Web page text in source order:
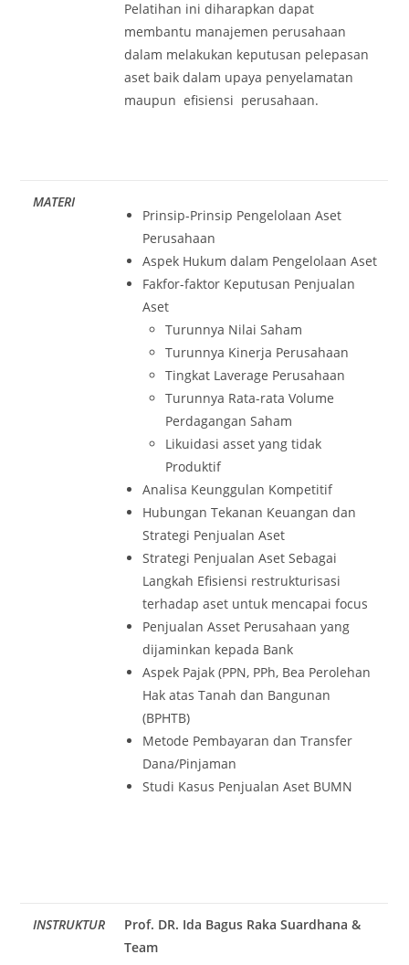
Pelatihan ini diharapkan dapat
membantu manajemen perusahaan
dalam melakukan keputusan pelepasan
aset baik dalam upaya penyelamatan
maupun efisiensi perusahaan.
MATERI
Prinsip-Prinsip Pengelolaan Aset
Perusahaan
Aspek Hukum dalam Pengelolaan Aset
Fakfor-faktor Keputusan Penjualan
Aset
Turunnya Nilai Saham
Turunnya Kinerja Perusahaan
Tingkat Laverage Perusahaan
Turunnya Rata-rata Volume
Perdagangan Saham
Likuidasi asset yang tidak
Produktif
Analisa Keunggulan Kompetitif
Hubungan Tekanan Keuangan dan
Strategi Penjualan Aset
Strategi Penjualan Aset Sebagai
Langkah Efisiensi restrukturisasi
terhadap aset untuk mencapai focus
Penjualan Asset Perusahaan yang
dijaminkan kepada Bank
Aspek Pajak (PPN, PPh, Bea Perolehan
Hak atas Tanah dan Bangunan
(BPHTB)
Metode Pembayaran dan Transfer
Dana/Pinjaman
Studi Kasus Penjualan Aset BUMN
INSTRUKTUR
Prof. DR. Ida Bagus Raka Suardhana &
Team